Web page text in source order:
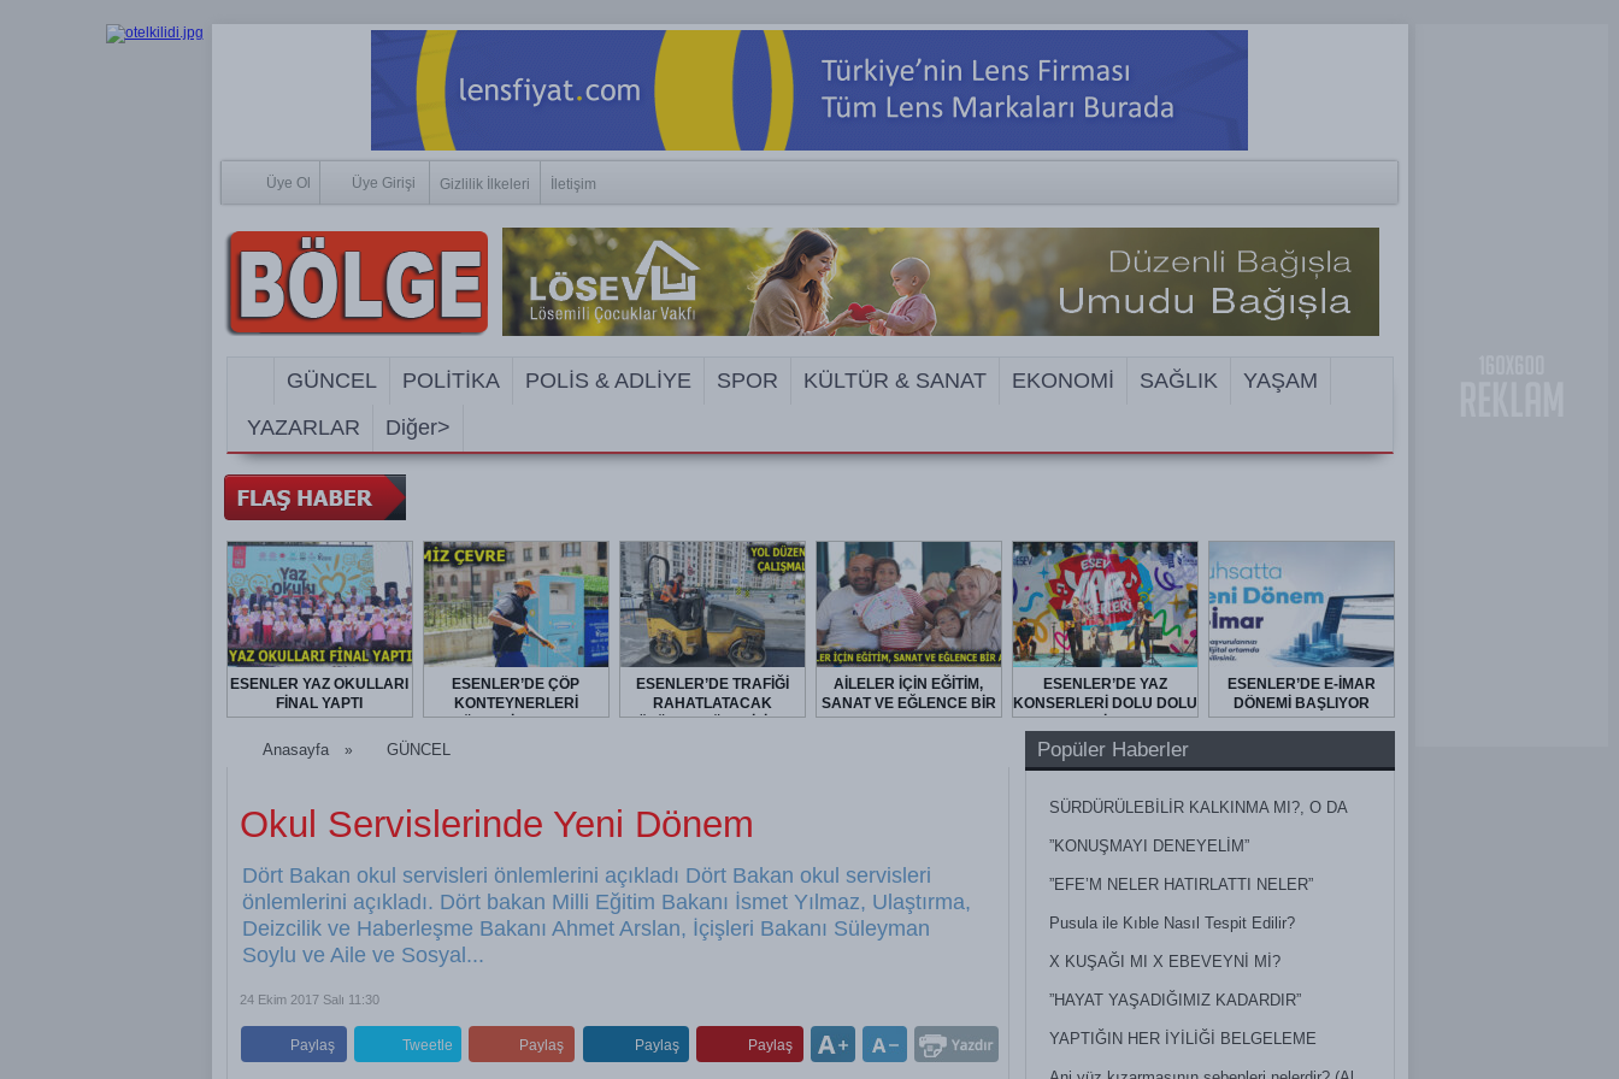
Üye Ol Üye Girişi Gizlilik İlkeleri İletişim
GÜNCEL POLİTİKA POLİS & ADLİYE SPOR KÜLTÜR & SANAT EKONOMİ SAĞLIK
YAŞAM
YAZARLAR
Diğer>
ESENLER YAZ OKULLARI
FİNAL YAPTI
ESENLER’DE ÇÖP
KONTEYNERLERİ
DÜZENLİ OLARAK
DEZENFEKTE EDİLİYOR
ESENLER’DE TRAFİĞİ
RAHATLATACAK
ÇÖZÜMLER ÜRETİLİYOR
AİLELER İÇİN EĞİTİM,
SANAT VE EĞLENCE BİR
ARADA
ESENLER’DE YAZ
KONSERLERİ DOLU DOLU
GEÇİYOR
ESENLER’DE E-İMAR
DÖNEMİ BAŞLIYOR
Anasayfa » GÜNCEL
Okul Servislerinde Yeni Dönem
Dört Bakan okul servisleri önlemlerini açıkladı Dört Bakan okul servisleri
önlemlerini açıkladı. Dört bakan Milli Eğitim Bakanı İsmet Yılmaz, Ulaştırma,
Deizcilik ve Haberleşme Bakanı Ahmet Arslan, İçişleri Bakanı Süleyman
Soylu ve Aile ve Sosyal...
24 Ekim 2017 Salı 11:30
Paylaş Tweetle Paylaş Paylaş Paylaş
Popüler Haberler
SÜRDÜRÜLEBİLİR KALKINMA MI?, O DA
NEYMİŞ?
”KONUŞMAYI DENEYELİM”
”EFE’M NELER HATIRLATTI NELER”
Pusula ile Kıble Nasıl Tespit Edilir?
X KUŞAĞI MI X EBEVEYNİ Mİ?
”HAYAT YAŞADIĞIMIZ KADARDIR”
YAPTIĞIN HER İYİLİĞİ BELGELEME